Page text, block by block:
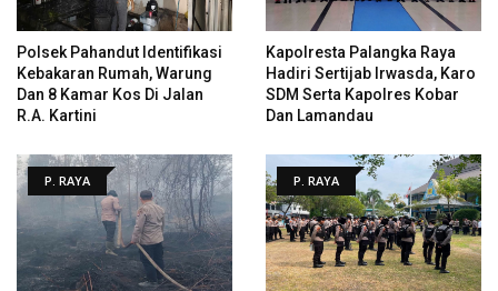
Polsek Pahandut Identifikasi
Kebakaran Rumah, Warung
Dan 8 Kamar Kos Di Jalan
R.A. Kartini
Kapolresta Palangka Raya
Hadiri Sertijab Irwasda, Karo
SDM Serta Kapolres Kobar
Dan Lamandau
P. RAYA P. RAYA